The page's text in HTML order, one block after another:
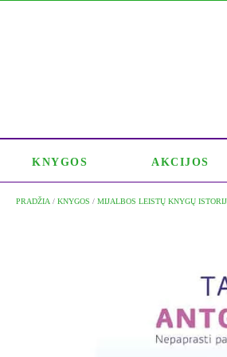
KNYGOS AKCIJOS
PRADŽIA / KNYGOS / MIJALBOS LEISTŲ KNYGŲ